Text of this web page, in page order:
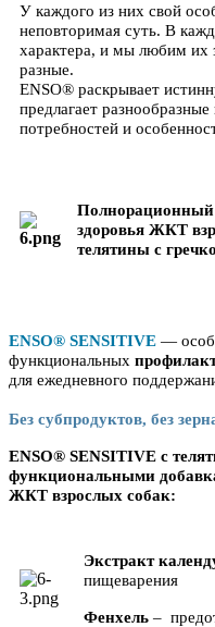
У каждого из них свой
неповторимая суть. В
характера, и мы любим их
разные.
ENSO® раскрывает
предлагает
потребностей и
здоровья ЖКТ
телятины с
ENSO® SENSITIVE —
функциональных
для ежедневного
Без субпродуктов, без
ENSO® SENSITIVE c
функциональными
ЖКТ взрослых собак:
Экстракт
пищеварения
Фенхель –